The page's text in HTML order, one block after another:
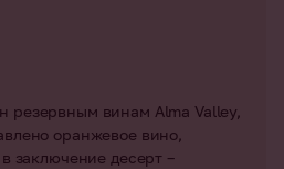
резервным винам Alma Valley,
оранжевое вино,
заключение десерт –